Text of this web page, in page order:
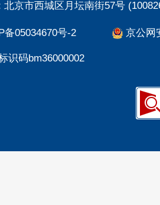
北京市西城区月坛南街57号
备05034670号-2 京公网
识码bm36000002